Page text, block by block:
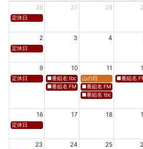
26
27 28
定休日
2 3 4
定休日
9 10 11
定休日 ■番組名 tbcラジオ「en∞Voyage(エン
山の日 ■番組名
■番組名 FM秋田「mix」 ■放送日時
■番組名 FM山形「
■番組名 tbc東北放送「
16 17 18
定休日
23 24 25